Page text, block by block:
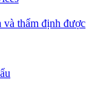
thẩm định được